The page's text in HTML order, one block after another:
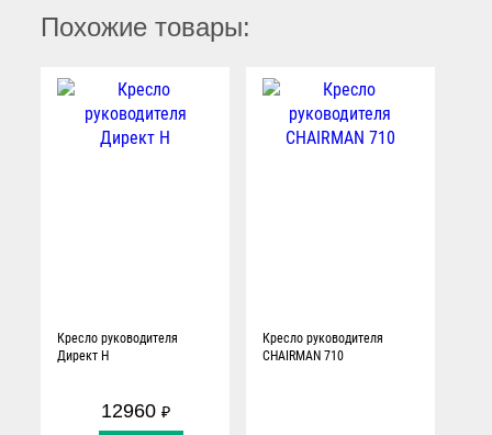
Похожие товары:
Кресло руководителя
Директ H
12960 ₽
Кресло руководителя
CHAIRMAN 710